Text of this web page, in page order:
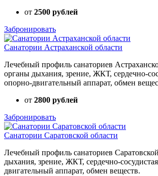
от 2500 рублей
Забронировать
Санатории Астраханской области
Лечебный профиль санаториев
органы дыхания, зрение, ЖКТ, сердечно-
опорно-двигательный аппарат, обмен
от 2800 рублей
Забронировать
Санатории Саратовской области
Лечебный профиль санаториев
дыхания, зрение, ЖКТ, сердечно-
двигательный аппарат, обмен веществ.